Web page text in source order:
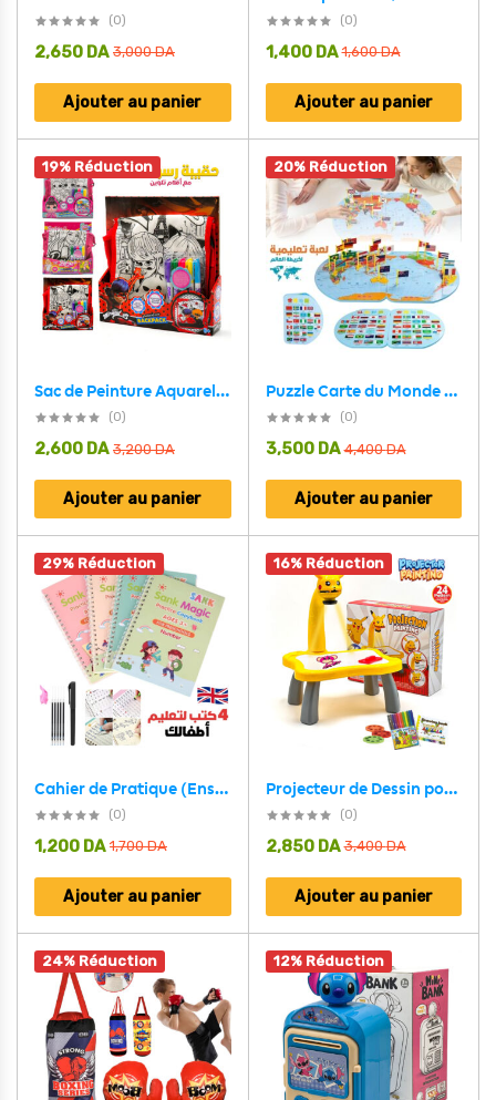
(0)
3,000DA
2,650 DA
Ajouter au panier
(0)
1,600DA
1,400 DA
Ajouter au panier
19% Réduction
Sac de Peinture Aquarelle DIY avec 5 Stylos – حقيبة تلوين للفتيات
(0)
3,200DA
2,600 DA
Ajouter au panier
20% Réduction
Puzzle Carte du Monde en Bois Pliable avec Drapeaux et Capitales – لعبة تعليمية للأطفال خريطة العالم مع الأعلام والعواصم
(0)
4,400DA
3,500 DA
Ajouter au panier
29% Réduction
Cahier de Pratique (Ensemble de 4 Livres + 10 Recharges) English – كراس التدريب مجموعة من 4 كتب باللغة الإنجليزية
(0)
1,700DA
1,200 DA
Ajouter au panier
16% Réduction
Projecteur de Dessin pour Enfants avec Crayons – جهاز عرض الرسم للأطفال مع أقلام تلوين
(0)
3,400DA
2,850 DA
Ajouter au panier
24% Réduction 12% Réduction